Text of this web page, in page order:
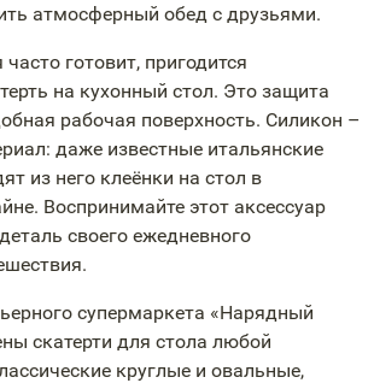
атмосферный обед с друзьями.
готовит, пригодится
на кухонный стол. Это защита
рабочая поверхность. Силикон –
даже известные итальянские
из него клеёнки на стол в
Воспринимайте этот аксессуар
своего ежедневного
супермаркета «Нарядный
скатерти для стола любой
круглые и овальные,